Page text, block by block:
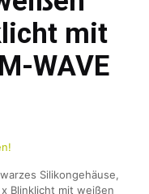
mit
WAVE
Silikongehäuse,
Blinklicht mit weißen